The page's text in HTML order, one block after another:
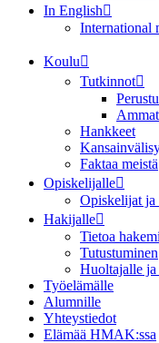
In English
Koulu
Tutkinnot
Hankkeet
Faktaa meistä
Opiskelijalle
Opiskelijat ja
Hakijalle
Tietoa
Tutustuminen
Huoltajalle
Työelämälle
Alumnille
Yhteystiedot
Elämää HMAK:ssa